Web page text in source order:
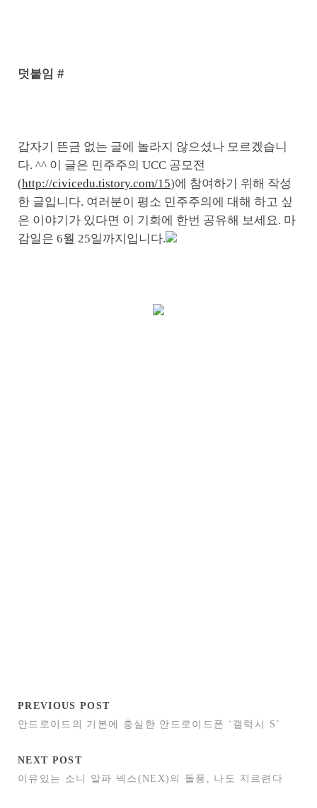
덧붙임 #
갑자기 뜬금 없는 글에 놀라지 않으셨나 모르겠습니
다. ^^ 이 글은 민주주의 UCC 공모전
(http://civicedu.tistory.com/15)에 참여하기 위해 작성
한 글입니다. 여러분이 평소 민주주의에 대해 하고 싶
은 이야기가 있다면 이 기회에 한번 공유해 보세요. 마
감일은 6월 25일까지입니다.
PREVIOUS POST
안드로이드의 기본에 충실한 안드로이드폰 ‘갤럭시 S’
NEXT POST
이유있는 소니 알파 넥스(NEX)의 돌풍, 나도 지르련다